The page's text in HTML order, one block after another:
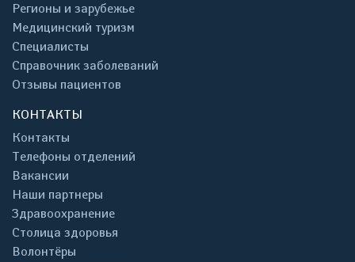
Регионы и зарубежье
Медицинский туризм
Специалисты
Справочник заболеваний
Отзывы пациентов
КОНТАКТЫ
Контакты
Телефоны отделений
Вакансии
Наши партнеры
Здравоохранение
Столица здоровья
Волонтёры